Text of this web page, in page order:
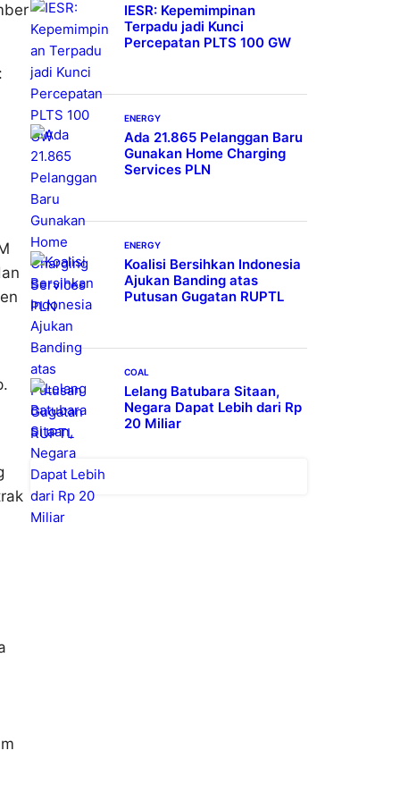
IESR: Kepemimpinan
Terpadu jadi Kunci
Percepatan PLTS 100 GW
ENERGY
Ada 21.865 Pelanggan Baru
Gunakan Home Charging
Services PLN
ENERGY
Koalisi Bersihkan Indonesia
Ajukan Banding atas
Putusan Gugatan RUPTL
COAL
Lelang Batubara Sitaan,
Negara Dapat Lebih dari Rp
20 Miliar